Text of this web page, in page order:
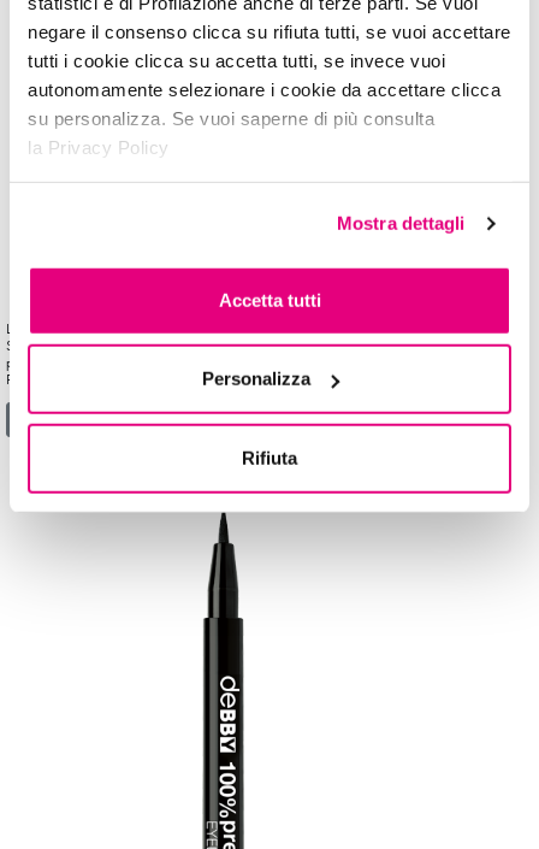
negare il consenso clicca su rifiuta tutti, se vuoi accettare
tutti i cookie clicca su accetta tutti, se invece vuoi
autonomamente selezionare i cookie da accettare clicca
su personalizza. Se vuoi saperne di più consulta
la Privacy Policy
Mostra dettagli
Accetta tutti
Personalizza
Rifiuta
Linee spesse e marcate? Scegli il lato piatto dell’eyeliner in penna. Linee sottili e precise?
Scegli il lato fine. A te la decisione! Una cosa è certa, puoi creare infiniti look grazie alla
punta obliqua, per essere sempre perfetta. Adatto per portatori di lenti a contatto.
Paraben/alcohol free. Oftalmologicamente testato. […]
Leggi di più…from 100%precision EYELINER PEN DUAL TIP
100%precision EYELINER PEN FINE TIP